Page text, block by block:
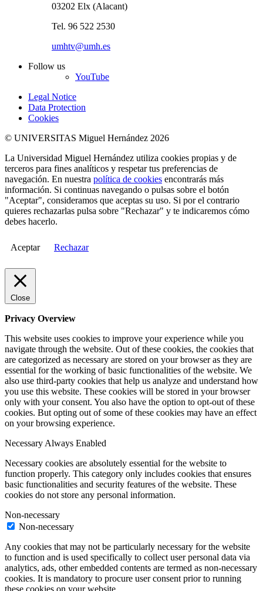
03202 Elx (Alacant)
Tel. 96 522 2530
umhtv@umh.es
Follow us
YouTube
Legal Notice
Data Protection
Cookies
© UNIVERSITAS Miguel Hernández 2026
La Universidad Miguel Hernández utiliza cookies propias y de
terceros para fines analíticos y respetar tus preferencias de
navegación. En nuestra política de cookies encontrarás más
información. Si continuas navegando o pulsas sobre el botón
"Aceptar", consideramos que aceptas su uso. Si por el contrario
quieres rechazarlas pulsa sobre "Rechazar" y te indicaremos cómo
debes hacerlo.
Aceptar Rechazar
Close
Privacy Overview
This website uses cookies to improve your experience while you
navigate through the website. Out of these cookies, the cookies that
are categorized as necessary are stored on your browser as they are
essential for the working of basic functionalities of the website. We
also use third-party cookies that help us analyze and understand how
you use this website. These cookies will be stored in your browser
only with your consent. You also have the option to opt-out of these
cookies. But opting out of some of these cookies may have an effect
on your browsing experience.
Necessary Always Enabled
Necessary cookies are absolutely essential for the website to
function properly. This category only includes cookies that ensures
basic functionalities and security features of the website. These
cookies do not store any personal information.
Non-necessary
Non-necessary
Any cookies that may not be particularly necessary for the website
to function and is used specifically to collect user personal data via
analytics, ads, other embedded contents are termed as non-necessary
cookies. It is mandatory to procure user consent prior to running
these cookies on your website.